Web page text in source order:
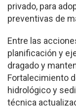
privado, para
preventivas de
Entre las
planificación y
dragado y
Fortalecimiento
hidrológico y
técnica